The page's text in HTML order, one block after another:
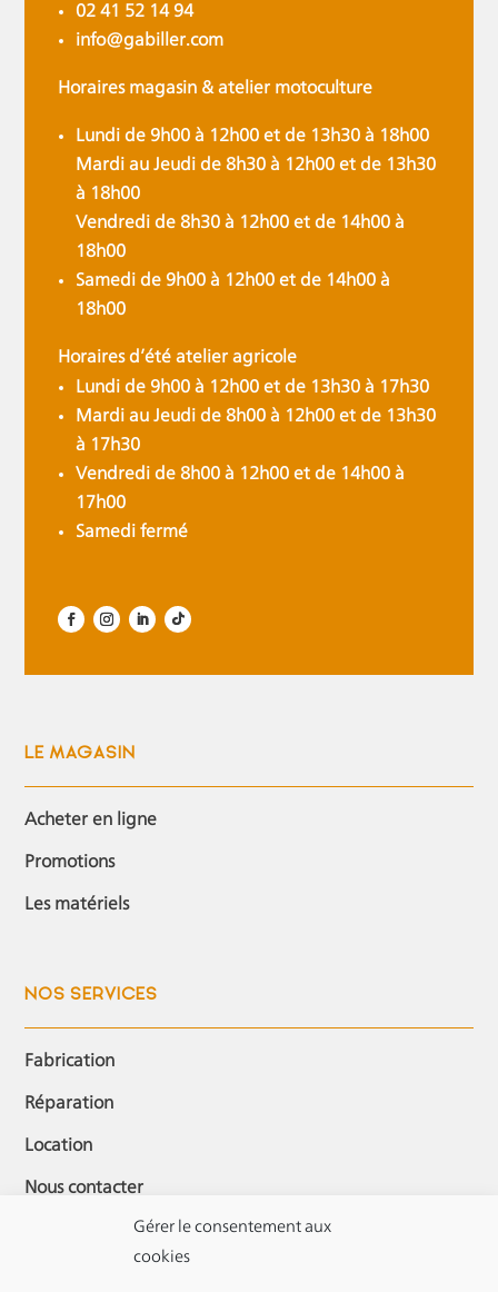
Gérer le consentement aux
cookies
02 41 52 14 94
info@gabiller.com
Horaires magasin & atelier motoculture
Lundi de 9h00 à 12h00 et de 13h30 à 18h00
Mardi au Jeudi de 8h30 à 12h00 et de 13h30
à 18h00
Vendredi de 8h30 à 12h00 et de 14h00 à
18h00
Samedi de 9h00 à 12h00 et de 14h00 à
18h00
Horaires d’été atelier agricole
Lundi de 9h00 à 12h00 et de 13h30 à 17h30
Mardi au Jeudi de 8h00 à 12h00 et de 13h30
à 17h30
Vendredi de 8h00 à 12h00 et de 14h00 à
17h00
Samedi fermé
LE MAGASIN
Acheter en ligne
Promotions
Les matériels
NOS SERVICES
Fabrication
Réparation
Location
Nous contacter